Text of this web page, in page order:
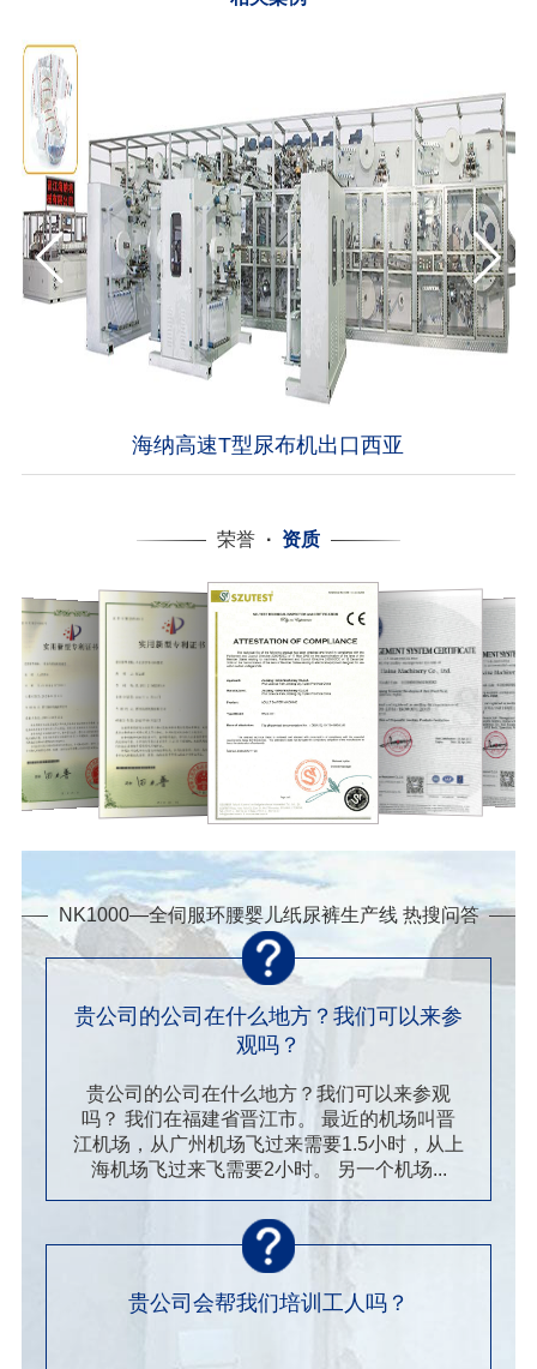
海纳高速T型尿布机出口西亚
荣誉 · 资质
NK1000—全伺服环腰婴儿纸尿裤生产线 热搜问答
贵公司的公司在什么地方？我们可以来参
观吗？
贵公司的公司在什么地方？我们可以来参观
吗？ 我们在福建省晋江市。 最近的机场叫晋
江机场，从广州机场飞过来需要1.5小时，从上
海机场飞过来飞需要2小时。 另一个机场...
贵公司会帮我们培训工人吗？